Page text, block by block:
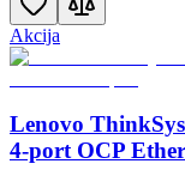
Akcija
Lenovo
4-port OCP